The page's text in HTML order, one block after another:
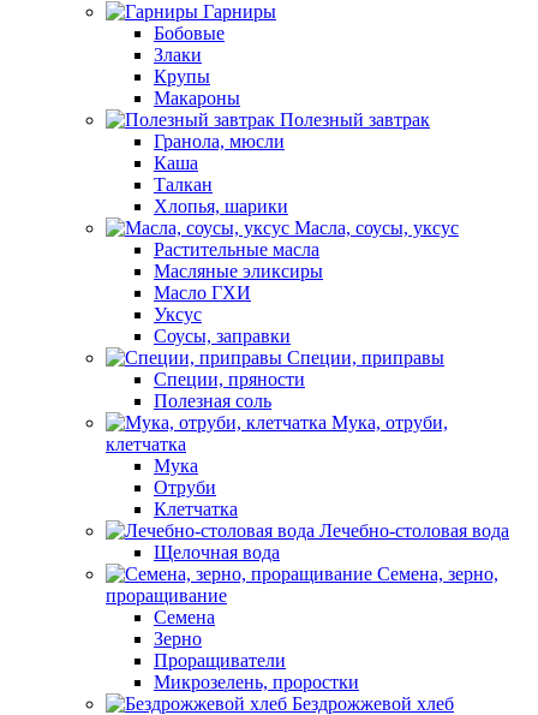
Гарниры
Бобовые
Злаки
Крупы
Макароны
Полезный завтрак
Гранола, мюсли
Каша
Талкан
Хлопья, шарики
Масла, соусы, уксус
Растительные масла
Масляные эликсиры
Масло ГХИ
Уксус
Соусы, заправки
Специи, приправы
Специи, пряности
Полезная соль
Мука, отруби,
клетчатка
Мука
Отруби
Клетчатка
Лечебно-столовая вода
Щелочная вода
Семена, зерно,
проращивание
Семена
Зерно
Проращиватели
Микрозелень, проростки
Бездрожжевой хлеб